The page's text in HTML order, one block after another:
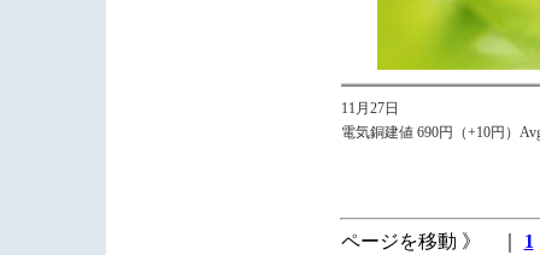
11月27日
電気銅建値 690円（+10円）
ページを移動 》 ｜ 1